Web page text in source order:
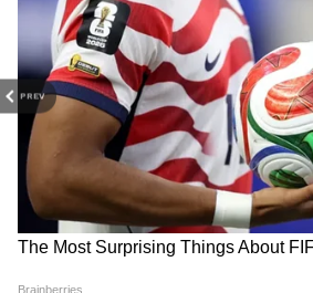
PREV
Related Articles
TMC Crisis: সাংসদ-বিধায়করা বিদ্রোহী, তবু
অভিষেকের মাথায় হাত মমতার— কী
পেছনে?
বকেয়া DA নিয়ে মুখ খুললেন অর্থমন্ত্রী স্বপন